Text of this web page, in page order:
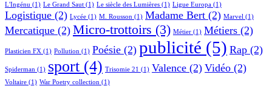
L'Ingénu (1) Le Grand Saut (1) Le siècle des Lumières (1) Ligue Europa (1)
Logistique (2) Lycée (1) M. Rousson (1) Madame Bert (2) Marvel (1)
Mercatique (2) Micro-trottoirs (3) Métier (1) Métiers (2)
Plasticien FX (1) Pollution (1) Poésie (2) publicité (5) Rap (2)
Spiderman (1) sport (4) Trisomie 21 (1) Valence (2) Vidéo (2)
Voltaire (1) War Poetry collection (1)